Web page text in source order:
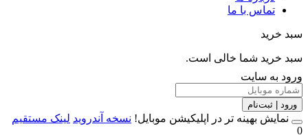
تماس با ما
خرید شما خالی است.
به سایت
| ثبت‌نام
بهینه تر در اپلیکیشن موبایل!نسخه آندروید لینک مستقیم